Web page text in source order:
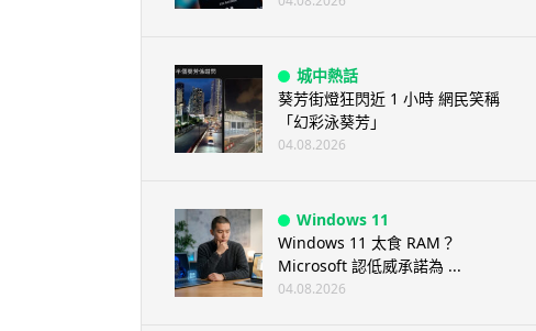
城中熱話
葵芳街燈狂閃近 1 小時 網民笑稱
「幻彩泳葵芳」
04.08.2026
Windows 11
Windows 11 太食 RAM？
Microsoft 認低威承諾為 ...
04.08.2026